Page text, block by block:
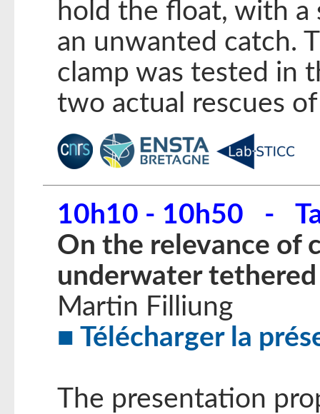
hold the float, with a
an unwanted catch.
clamp was tested in
two actual rescues
10h10 - 10h50 -
On the relevance of
underwater
Martin Filliung
Télécharger la
The presentation